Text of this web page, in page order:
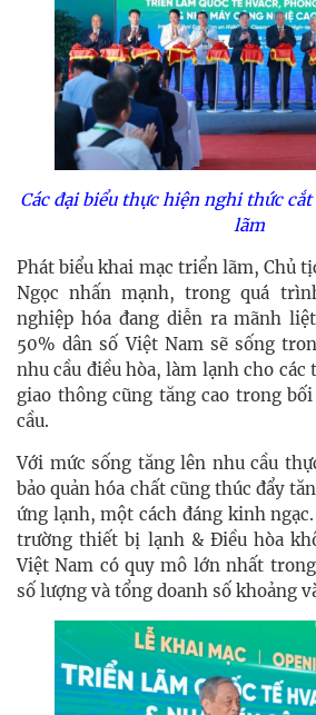
Các đại biểu thực hiện nghi thức
lãm
Phát biểu khai mạc triển lãm, Chủ
Ngọc nhấn mạnh, trong quá
nghiệp hóa đang diễn ra mãnh
50% dân số Việt Nam sẽ sống
nhu cầu điều hòa, làm lạnh cho các
giao thông cũng tăng cao trong
cầu.
Với mức sống tăng lên nhu cầu
bảo quản hóa chất cũng thúc đẩy
ứng lạnh, một cách đáng kinh
trường thiết bị lạnh & Điều hòa
Việt Nam có quy mô lớn nhất trong
số lượng và tổng doanh số khoảng